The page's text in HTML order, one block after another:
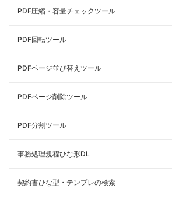
PDF圧縮・容量チェックツール
PDF回転ツール
PDFページ並び替えツール
PDFページ削除ツール
PDF分割ツール
事務処理規程ひな形DL
契約書ひな型・テンプレの検索